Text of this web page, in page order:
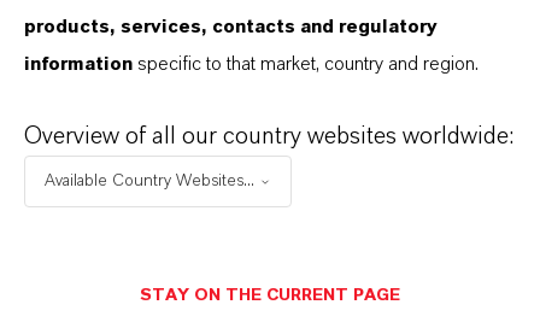
products, services, contacts and regulatory
information specific to that market, country and region.
Overview of all our country websites worldwide:
Available Country Websites...
STAY ON THE CURRENT PAGE